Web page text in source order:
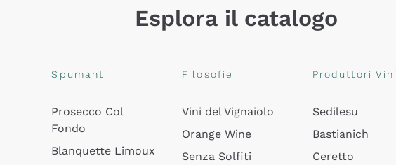
Esplora il catalogo
Spumanti
Prosecco Col
Fondo
Blanquette Limoux
Filosofie
Vini del Vignaiolo
Orange Wine
Senza Solfiti
Produttori Vini
Sedilesu
Bastianich
Ceretto